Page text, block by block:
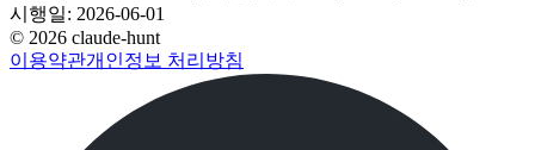
시행일: 2026-06-01
© 2026 claude-hunt
이용약관개인정보 처리방침